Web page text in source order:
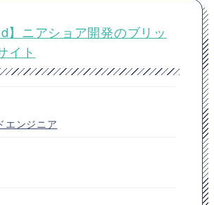
】ニアショア開発のブリッ
イト
エンジニア